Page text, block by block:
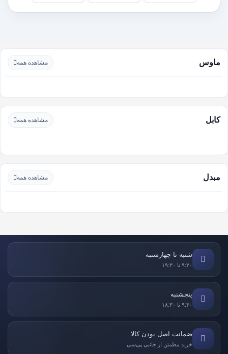
ماوس مشاهده همه
کابل مشاهده همه
مبدل مشاهده همه
شنبه تا چهارشنبه
۹:۳۰ تا ۱۹:۳۰
پنجشنبه
۹:۳۰ تا ۱۸:۳۰
ضمانت اصل بودن کالا
خرید مطمئن از جانبی پی‌سی